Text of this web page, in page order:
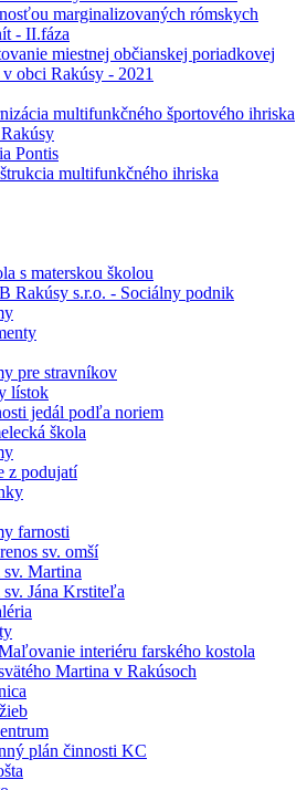
marginalizovaných rómskych
- II.fáza
miestnej občianskej poriadkovej
obci Rakúsy - 2021
multifunkčného športového ihriska
Pontis
multifunkčného ihriska
s materskou školou
Rakúsy s.r.o. - Sociálny podnik
pre stravníkov
lístok
jedál podľa noriem
škola
z podujatí
farnosti
sv. omší
Martina
Jána Krstiteľa
interiéru farského kostola
Martina v Rakúsoch
plán činnosti KC